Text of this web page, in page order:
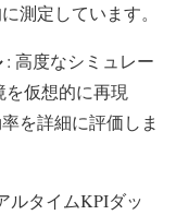
測定しています。
: 高度なシミュレー
を仮想的に再現
を詳細に評価しま
ルタイムKPIダッ